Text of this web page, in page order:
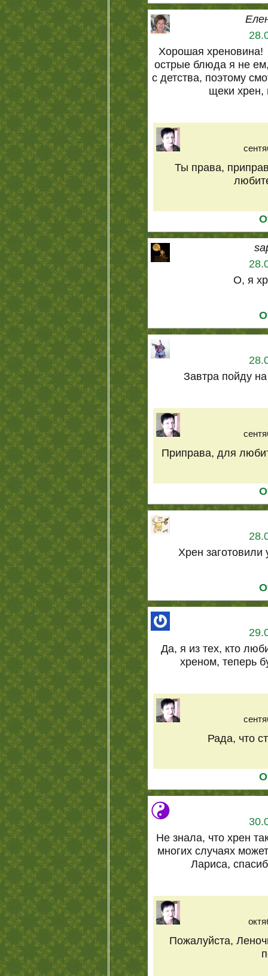
Хорошая хреновина!
острые блюда я не
с детства, поэтому
щеки хрен,
Ты права,
О, я
Завтра пойду на
Приправа, для
Хрен заготовили
Да, я из тех, кто
хреном, теперь
Рада, что
Не знала, что хрен
многих случаях
Лариса,
Пожалуйста,